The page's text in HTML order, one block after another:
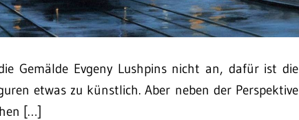
Gemälde Evgeny Lushpins nicht an, dafür ist die
etwas zu künstlich. Aber neben der Perspektive
[…]